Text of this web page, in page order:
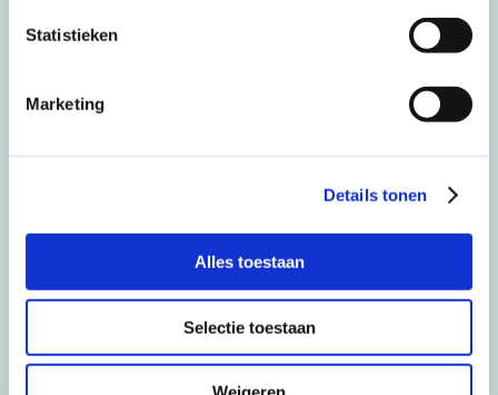
Statistieken
Marketing
Details tonen
Alles toestaan
Selectie toestaan
“TEG verbindt vakmensen en opdrachtgevers in de
techniek, bouw- en schildersbranche. Wij creëren
aandacht staat bij ons centraal. Het maakt mij trots
dat zowel ervaren vakmensen als starters bij ons
CEO The Employment Group